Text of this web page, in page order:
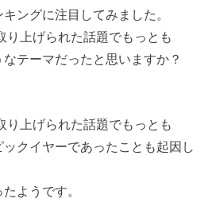
ングに注目してみました。
り上げられた話題でもっとも
テーマだったと思いますか？
り上げられた話題でもっとも
クイヤーであったことも起因し
ようです。